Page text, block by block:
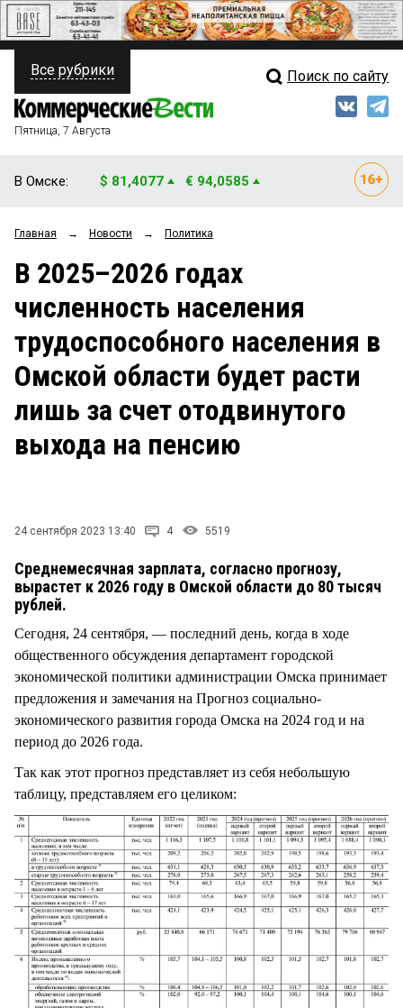
ПОЛИТИКА
ФИНАНСЫ
ОБЩЕСТВО
ЗАКОН
ПРОИСШЕСТВИЯ
СТИЛЬ ЖИЗНИ
Свежий выпуск
Рейтинги
Блоги
Архив
Все рубрики Поиск по сайту
Пятница, 7 Августа
В Омске: $ 81,4077 € 94,0585
Главная → Новости → Политика
В 2025–2026 годах
численность населения
трудоспособного населения в
Омской области будет расти
лишь за счет отодвинутого
выхода на пенсию
24 сентября 2023 13:40 4 5519
Среднемесячная зарплата, согласно прогнозу,
вырастет к 2026 году в Омской области до 80 тысяч
рублей.
Сегодня, 24 сентября, — последний день, когда в ходе
общественного обсуждения департамент городской
экономической политики администрации Омска принимает
предложения и замечания на Прогноз социально-
экономического развития города Омска на 2024 год и на
период до 2026 года.
Так как этот прогноз представляет из себя небольшую
таблицу, представляем его целиком: